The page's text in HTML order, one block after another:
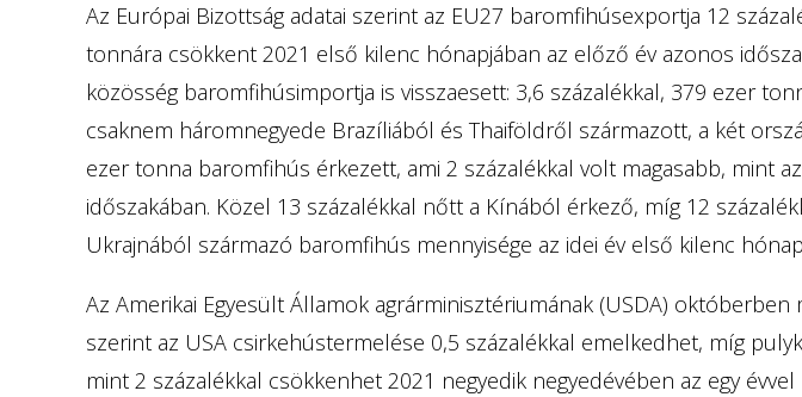
Az Európai Bizottság adatai szerint az EU27 baromfihúsexportja 12
tonnára csökkent 2021 első kilenc hónapjában az előző év azonos
közösség baromfihúsimportja is visszaesett: 3,6 százalékkal, 379 ezer
csaknem háromnegyede Brazíliából és Thaiföldről származott, a két
ezer tonna baromfihús érkezett, ami 2 százalékkal volt magasabb, mint
időszakában. Közel 13 százalékkal nőtt a Kínából érkező, míg 12
Ukrajnából származó baromfihús mennyisége az idei év első kilenc
Az Amerikai Egyesült Államok agrárminisztériumának (USDA)
szerint az USA csirkehústermelése 0,5 százalékkal emelkedhet, míg
mint 2 százalékkal csökkenhet 2021 negyedik negyedévében az egy